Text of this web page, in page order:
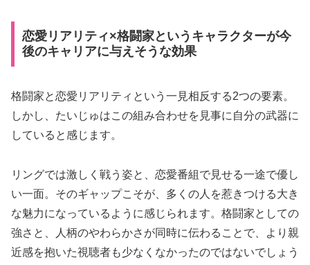
恋愛リアリティ×格闘家というキャラクターが今
後のキャリアに与えそうな効果
格闘家と恋愛リアリティという一見相反する2つの要素。
しかし、たいじゅはこの組み合わせを見事に自分の武器に
していると感じます。
リングでは激しく戦う姿と、恋愛番組で見せる一途で優し
い一面。そのギャップこそが、多くの人を惹きつける大き
な魅力になっているように感じられます。格闘家としての
強さと、人柄のやわらかさが同時に伝わることで、より親
近感を抱いた視聴者も少なくなかったのではないでしょう